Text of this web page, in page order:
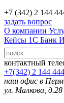
+7 (342) 2 144
задать вопрос
О компании
Кейсы 1С Банк
контактный
+7(342) 2 144 444
наш офис в
ул. Малкова, д.28